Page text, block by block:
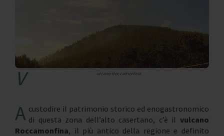
V ulcano Roccamonfina
A custodire il patrimonio storico ed enogastronomico
di questa zona dell’alto casertano, c’è il vulcano
Roccamonfina, il più antico della regione e definito